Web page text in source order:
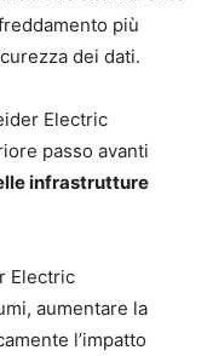
più
dei dati.
Electric
passo avanti
infrastrutture
Electric
aumentare la
l’impatto